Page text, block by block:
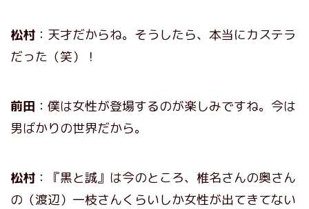
松村 ：天才だからね。そうしたら、本当にカステラ
だった（笑）！
前田 ：僕は女性が登場するのが楽しみですね。今は
男ばかりの世界だから。
松村 ：『黒と誠』は今のところ、椎名さんの奥さん
の（渡辺）一枝さんくらいしか女性が出てきてない